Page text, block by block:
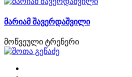
მარიამ შავერდაშვილი
მოწვეული ტრენერი